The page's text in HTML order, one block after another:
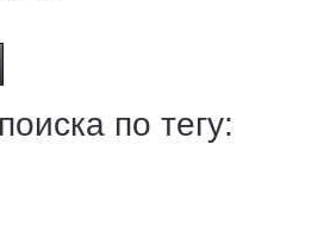
по тегу: